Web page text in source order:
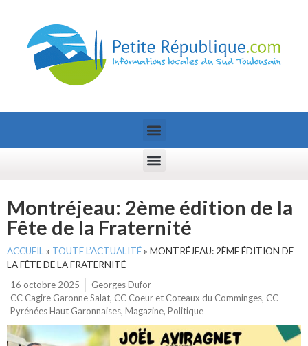
Montréjeau: 2ème édition de la
Fête de la Fraternité
ACCUEIL » TOUTE L’ACTUALITÉ» MONTRÉJEAU: 2ÈME ÉDITION DE
LA FÊTE DE LA FRATERNITÉ
16 octobre 2025
Georges Dufor
CC Cagire Garonne Salat, CC Coeur et Coteaux du Comminges, CC
Pyrénées Haut Garonnaises, Magazine, Politique